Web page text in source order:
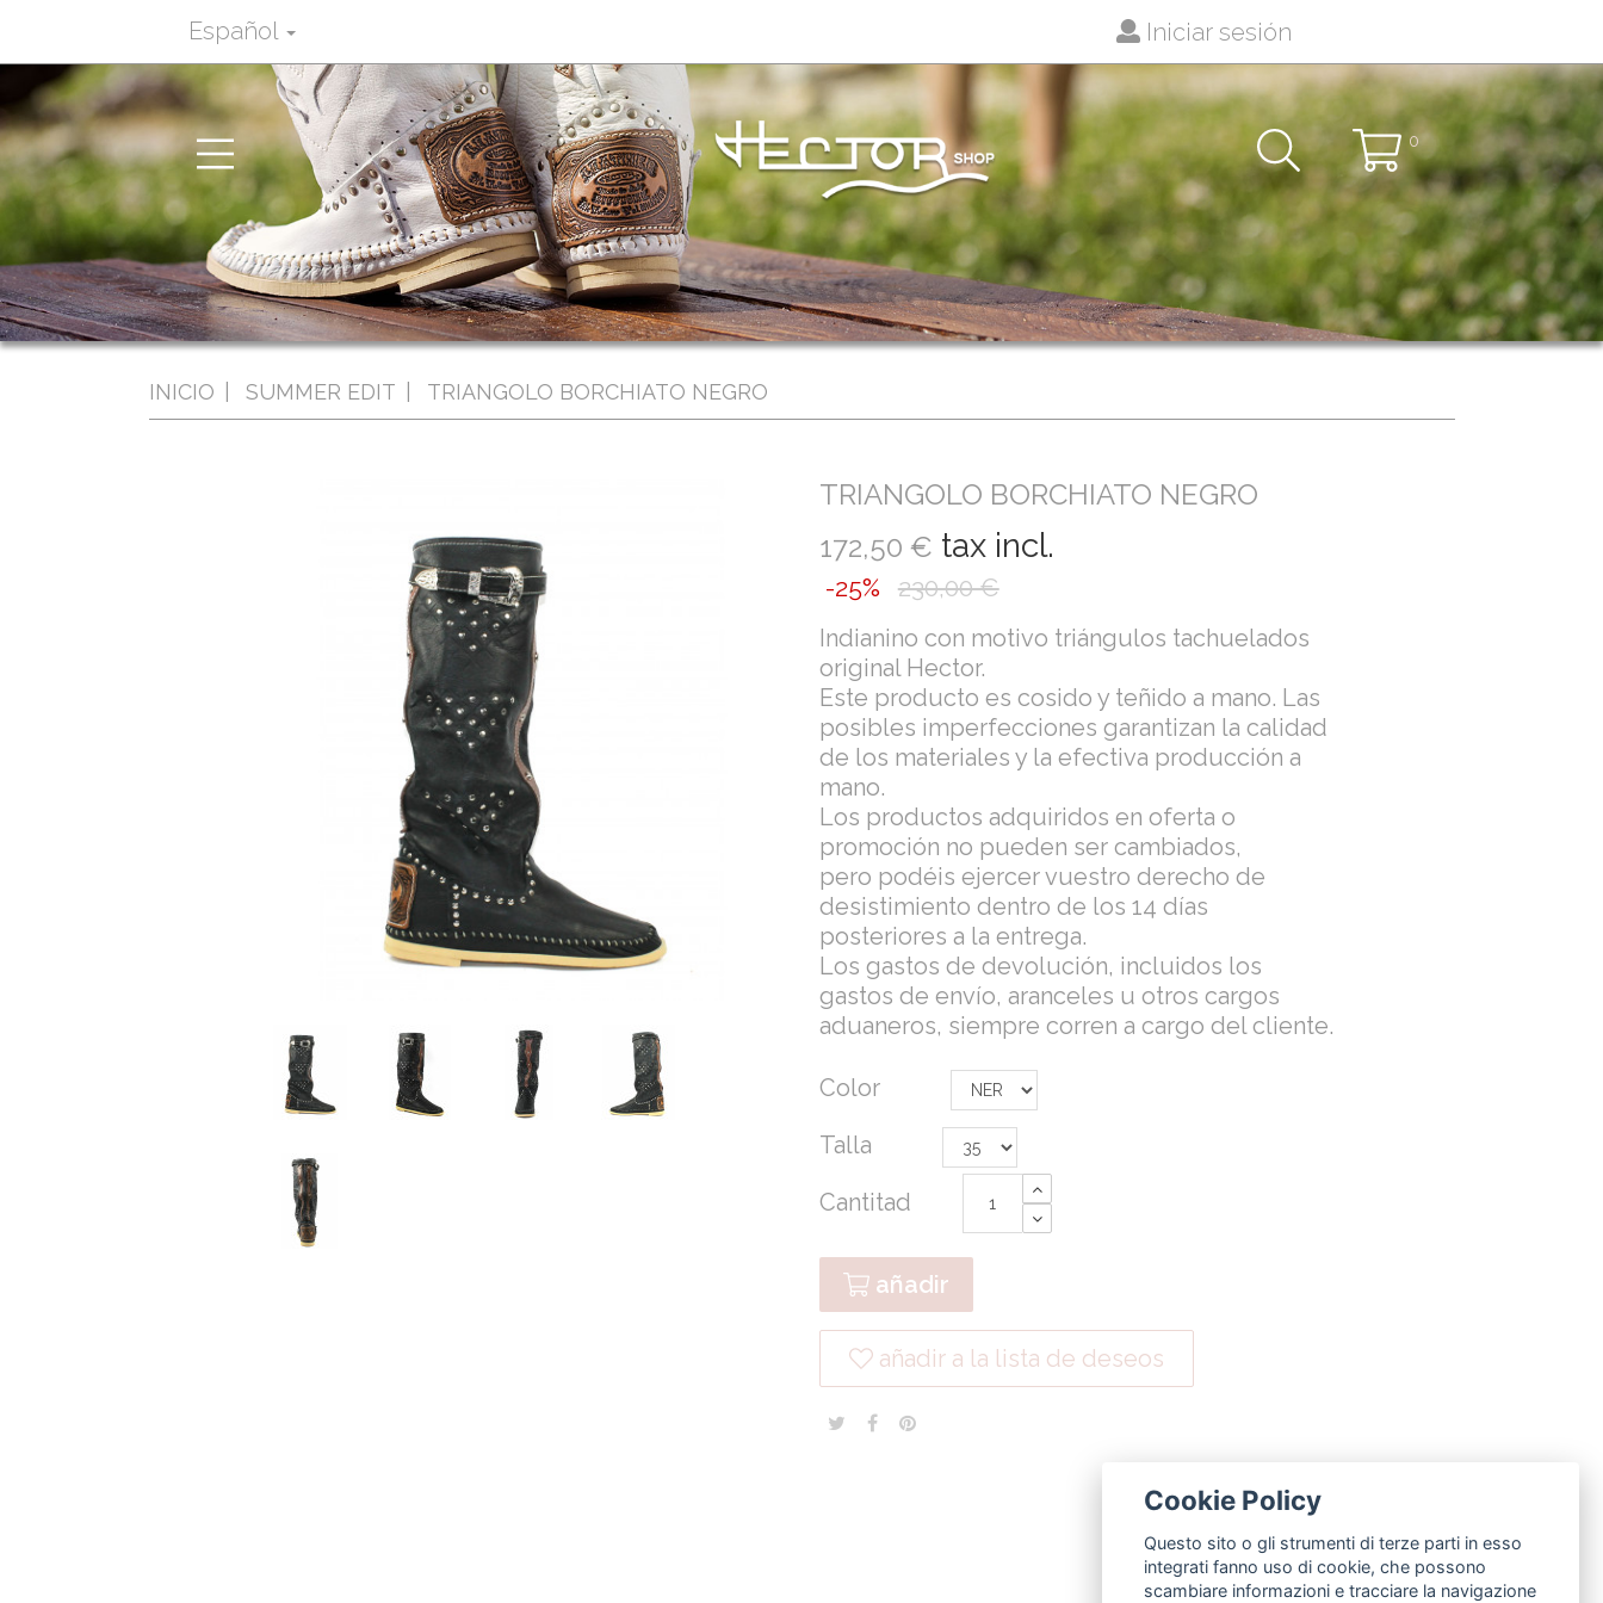
Iniciar sesión
Español
Toggle
navigation
0
INICIO SUMMER EDIT TRIANGOLO BORCHIATO NEGRO
TRIANGOLO BORCHIATO NEGRO
172,50 € tax incl.
-25% 230,00 €
Indianino con motivo triángulos tachuelados
original Hector.
Este producto es cosido y teñido a mano. Las
posibles imperfecciones garantizan la calidad
de los materiales y la efectiva producción a
mano.
Los productos adquiridos en oferta o
promoción no pueden ser cambiados,
pero podéis ejercer vuestro derecho de
desistimiento dentro de los 14 días
posteriores a la entrega.
Los gastos de devolución, incluidos los
gastos de envío, aranceles u otros cargos
aduaneros, siempre corren a cargo del cliente.
Color
Talla
Cantitad
añadir
añadir a la lista de deseos
Cookie Policy
Questo sito o gli strumenti di terze parti in esso
integrati fanno uso di cookie, che possono
scambiare informazioni e tracciare la navigazione